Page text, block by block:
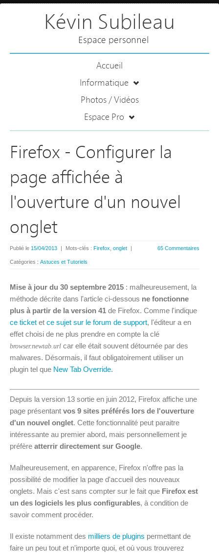
Kévin Subileau
Espace personnel
Accueil
Informatique
Photos / Vidéos
Espace Pro
Firefox - Configurer la
page affichée à
l'ouverture d'un nouvel
onglet
65 Commentaires
Publié le 15/04/2013 | Mots-clés : Firefox onglet |
Catégories : Astuces et Tutoriels
Mise à jour du 30 septembre 2015 : malheureusement, la
méthode décrite dans l'article ci-dessous ne fonctionne
plus à partir de la version 41 de Firefox. Comme l'indique
ce ticket et ce sujet sur le forum de support, l'éditeur a en
effet choisi de ne plus prendre en compte la clé
browser.newtab.url car elle était souvent détournée par des
malwares. Désormais, il faut obligatoirement utiliser un
plugin tel que New Tab Override.
Depuis la version 13 sortie en juin 2012, Firefox affiche une
page présentant vos 9 sites préférés lors de l'ouverture
d'un nouvel onglet. Cette fonctionnalité peut paraitre
intéressante au premier abord, mais personnellement je
préfère atterrir directement sur Google.
Malheureusement, en apparence, Firefox n'offre pas la
possibilité de modifier la page d'accueil des nouveaux
onglets. Mais c'est sans compter sur le fait que Firefox est
un des logiciels les plus configurables, à condition de
savoir comment procéder.
Il existe notamment des milliers de plugins permettant de
faire un peu tout et n'importe quoi, et où vous trouverez